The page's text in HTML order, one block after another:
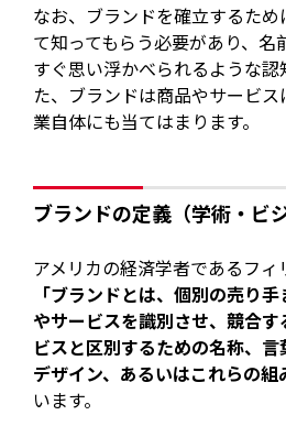
なお、ブランドを確立するた
て知ってもらう必要があり、名
すぐ思い浮かべられるような認
た、ブランドは商品やサービ
業自体にも当てはまります。
ブランドの定義（学術・ビ
アメリカの経済学者であるフィ
「ブランドとは、個別の売り
やサービスを識別させ、競合
ビスと区別するための名称、言
デザイン、あるいはこれらの組
います。